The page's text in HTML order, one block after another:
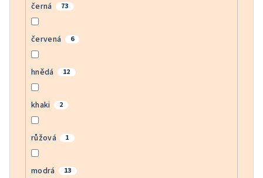
černá 73
červená 6
hnědá 12
khaki 2
růžová 1
modrá 13